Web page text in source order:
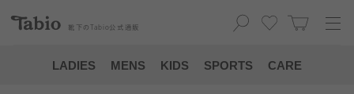
靴下の Tabio 公式通販
LADIES MENS KIDS SPORTS CARE